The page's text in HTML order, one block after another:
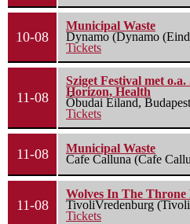
10-08
Municipal Waste
Dynamo (Dynamo
Tickets
11-08
Sziget Festival met
Horizon, Health
Óbudai Eiland, Budapest
Tickets
11-08
Municipal Waste
Cafe Calluna (Cafe
11-08
Wolves In The Throne
TivoliVredenburg
Tickets